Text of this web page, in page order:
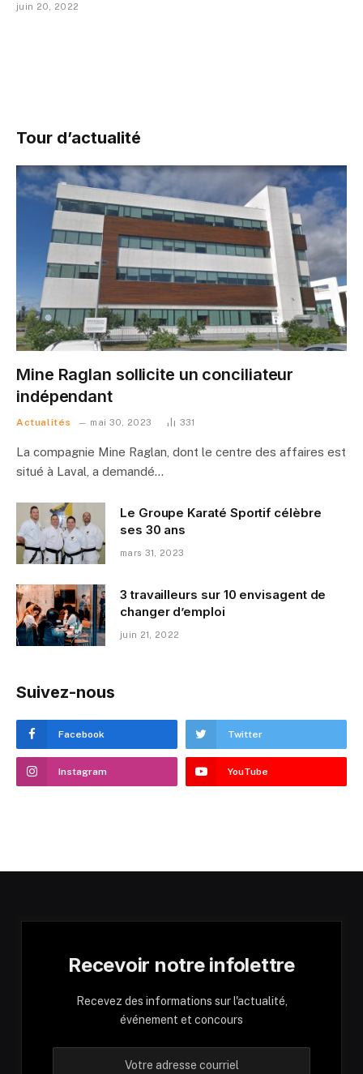
juin 20, 2022
Tour d’actualité
Mine Raglan sollicite un conciliateur
indépendant
Actualités mai 30, 2023 331
La compagnie Mine Raglan, dont le centre des affaires est
situé à Laval, a demandé…
Le Groupe Karaté Sportif célèbre
ses 30 ans
mars 31, 2023
3 travailleurs sur 10 envisagent de
changer d’emploi
juin 21, 2022
Suivez-nous
Facebook Twitter
Instagram YouTube
Recevoir notre infolettre
Recevez des informations sur l'actualité,
événement et concours